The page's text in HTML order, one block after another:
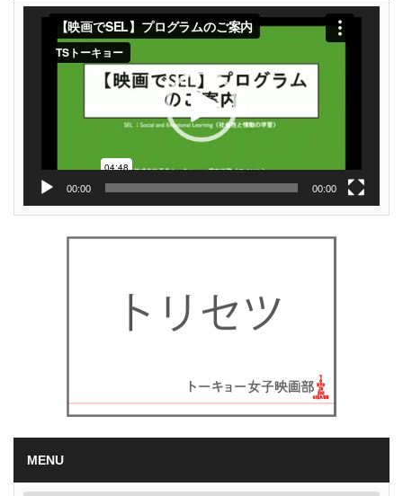
動
00:00 00:00
MENU